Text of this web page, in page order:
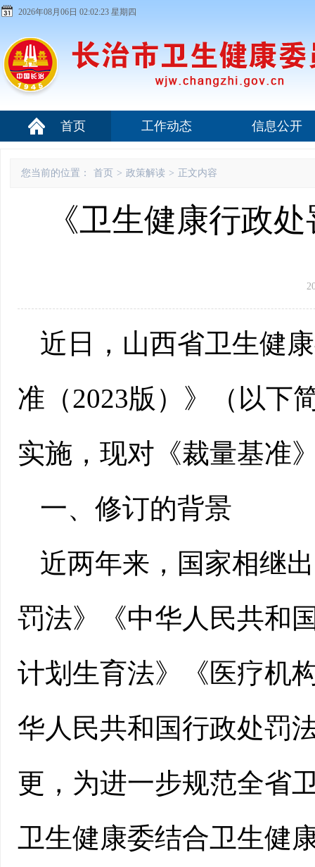
2026年08月06日 02:02:24 星期四
首页 工作动态 信息公开
您当前的位置： 首页 > 政策解读 > 正文内容
《卫生健康行政
近日，山西省卫生健
准（2023版）》（以下
实施，现对《裁量基准
一、修订的背景
近两年来，国家相继
罚法》《中华人民共和
计划生育法》《医疗机
华人民共和国行政处罚
更，为进一步规范全省
卫生健康委结合卫生健